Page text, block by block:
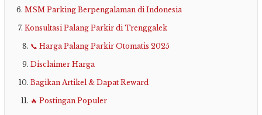
MSM Parking Berpengalaman di Indonesia
Konsultasi Palang Parkir di Trenggalek
📞 Harga Palang Parkir Otomatis 2025
Disclaimer Harga
Bagikan Artikel & Dapat Reward
🔥 Postingan Populer